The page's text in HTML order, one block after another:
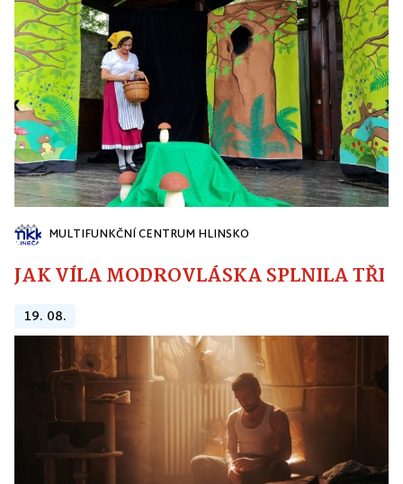
MULTIFUNKČNÍ CENTRUM HLINSKO
JAK VÍLA MODROVLÁSKA SPLNILA
19. 08.